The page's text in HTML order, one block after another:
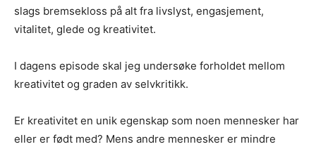
slags bremsekloss på alt fra livslyst, engasjement,
vitalitet, glede og kreativitet.
I dagens episode skal jeg undersøke forholdet mellom
kreativitet og graden av selvkritikk.
Er kreativitet en unik egenskap som noen mennesker har
eller er født med? Mens andre mennesker er mindre